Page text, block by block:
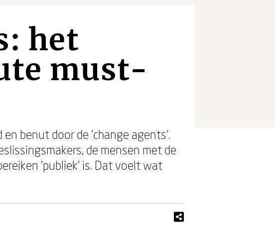
het
must-
benut door de ‘change agents'.
de mensen met de
'publiek' is. Dat voelt wat